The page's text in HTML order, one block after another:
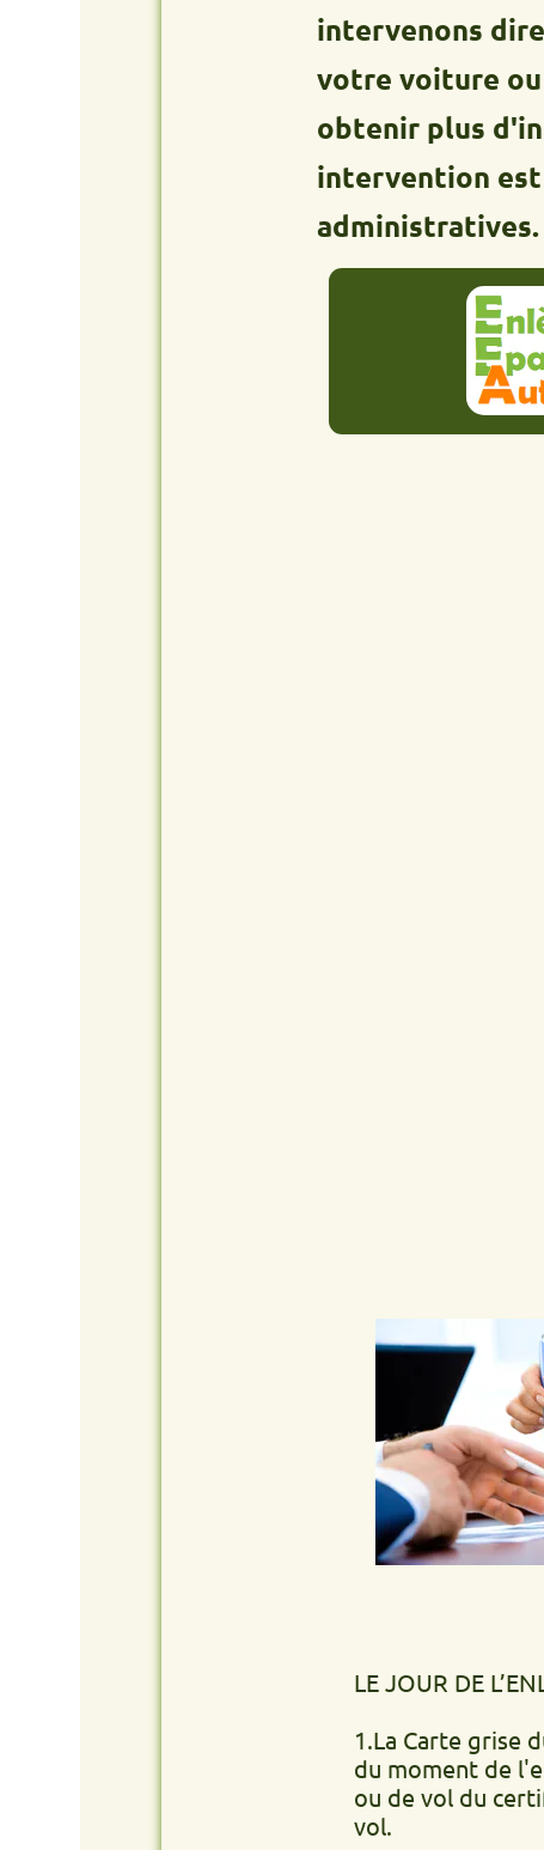
intervenons
votre voiture ou
obtenir plus
intervention est
administratives.
LE JOUR DE
1.La Carte grise du
du moment de
ou de vol du certificat